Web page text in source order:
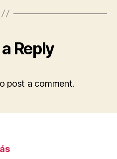
Reply
post a comment.